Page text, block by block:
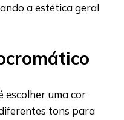
a estética geral
escolher uma cor
tons para